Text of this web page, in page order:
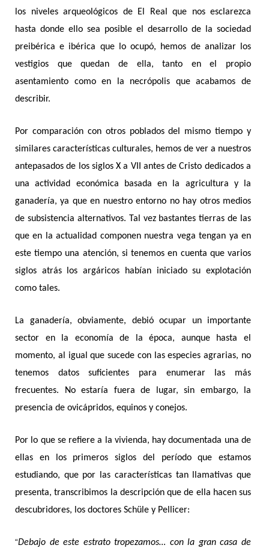
los niveles arqueológicos de El Real que nos esclarezca
hasta donde ello sea posible el desarrollo de la sociedad
preibérica e ibérica que lo ocupó, hemos de analizar los
vestigios que quedan de ella, tanto en el propio
asentamiento como en la necrópolis que acabamos de
describir.
Por comparación con otros poblados del mismo tiempo y
similares características culturales, hemos de ver a nuestros
antepasados de los siglos X a VII antes de Cristo dedicados a
una actividad económica basada en la agricultura y la
ganadería, ya que en nuestro entorno no hay otros medios
de subsistencia alternativos. Tal vez bastantes tierras de las
que en la actualidad componen nuestra vega tengan ya en
este tiempo una atención, si tenemos en cuenta que varios
siglos atrás los argáricos habían iniciado su explotación
como tales.
La ganadería, obviamente, debió ocupar un importante
sector en la economía de la época, aunque hasta el
momento, al igual que sucede con las especies agrarias, no
tenemos datos suficientes para enumerar las más
frecuentes. No estaría fuera de lugar, sin embargo, la
presencia de ovicápridos, equinos y conejos.
Por lo que se refiere a la vivienda, hay documentada una de
ellas en los primeros siglos del período que estamos
estudiando, que por las características tan llamativas que
presenta, transcribimos la descripción que de ella hacen sus
descubridores, los doctores Schüle y Pellicer:
“Debajo de este estrato tropezamos… con la gran casa de